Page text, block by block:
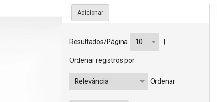
Resultados/Página |
Ordenar registros por
Ordenar